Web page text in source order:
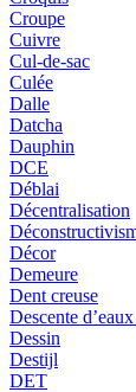
Croupe
Cuivre
Cul-de-sac
Culée
Dalle
Datcha
Dauphin
DCE
Déblai
Décentralisation
Décor
Demeure
Dent creuse
Descente
Dessin
Destijl
DET